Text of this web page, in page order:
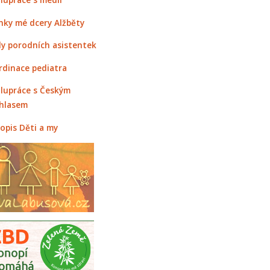
mé dcery Alžběty
porodních asistentek
pediatra
s Českým
Děti a my